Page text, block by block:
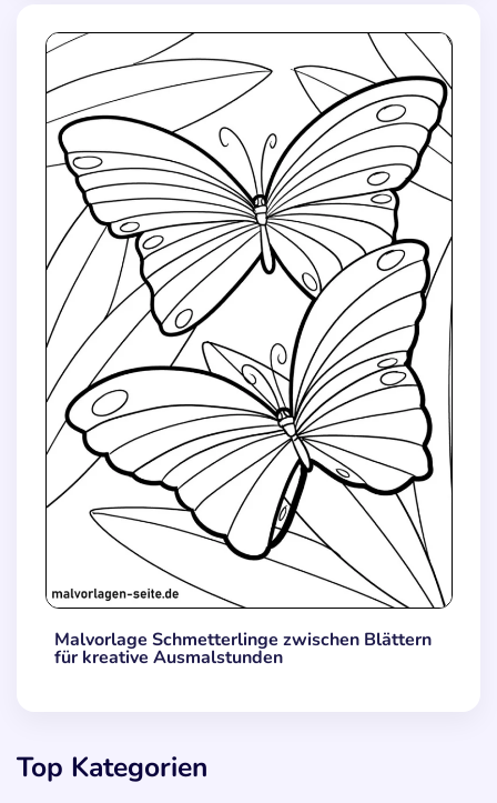
Malvorlage Schmetterlinge zwischen Blättern
für kreative Ausmalstunden
Top Kategorien